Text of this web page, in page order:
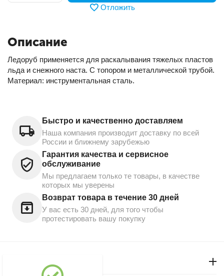
Отложить
Описание
Ледоруб применяется для раскалывания тяжелых пластов
льда и снежного наста. С топором и металлической трубой.
Материал: инструментальная сталь.
Быстро и качественно доставляем
Наша компания производит доставку по всей
России и ближнему зарубежью
Гарантия качества и сервисное
обслуживание
Мы предлагаем только те товары, в качестве
которых мы уверены
Возврат товара в течение 30 дней
У вас есть 30 дней, для того чтобы
протестировать вашу покупку